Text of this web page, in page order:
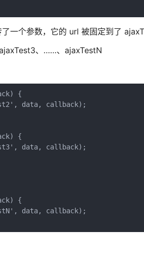
一个参数，它的 url 被固定到了
、……、ajaxTestN
{
data, callback);
{
data, callback);
{
data, callback);